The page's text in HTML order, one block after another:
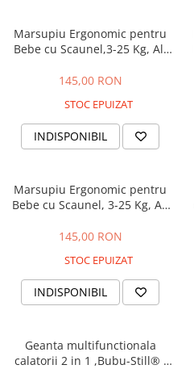
Marsupiu Ergonomic pentru
Bebe cu Scaunel,3-25 Kg, All
Bumbac,10 Pozitii,gri
145,00 RON
STOC EPUIZAT
INDISPONIBIL
Marsupiu Ergonomic pentru
Bebe cu Scaunel, 3-25 Kg, All
145,00 RON
STOC EPUIZAT
INDISPONIBIL
Geanta multifunctionala
calatorii 2 in 1 ,Bubu-Still® ,